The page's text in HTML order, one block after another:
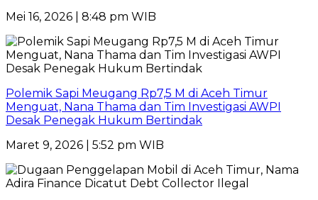
Mei 16, 2026 | 8:48 pm WIB
Polemik Sapi Meugang Rp7,5 M di Aceh Timur
Menguat, Nana Thama dan Tim Investigasi AWPI
Desak Penegak Hukum Bertindak
Maret 9, 2026 | 5:52 pm WIB